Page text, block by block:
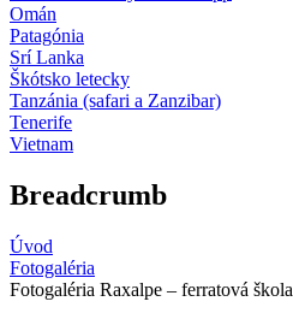
Omán
Patagónia
Srí Lanka
Škótsko letecky
Tanzánia (safari a Zanzibar)
Tenerife
Vietnam
Breadcrumb
Úvod
Fotogaléria
Fotogaléria Raxalpe – ferratová škola